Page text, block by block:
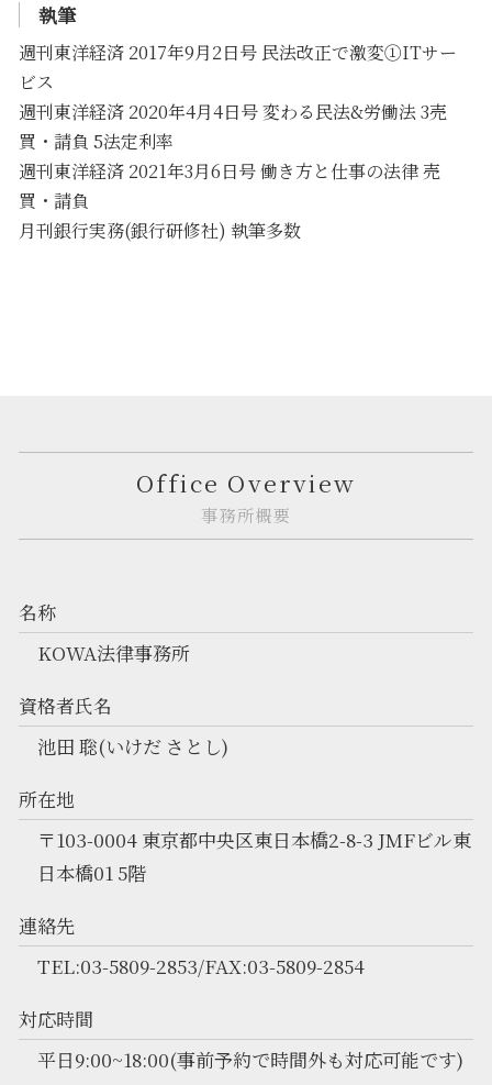
執筆
週刊東洋経済 2017年9月2日号 民法改正で激変①ITサー
ビス
週刊東洋経済 2020年4月4日号 変わる民法&労働法 3売
買・請負 5法定利率
週刊東洋経済 2021年3月6日号 働き方と仕事の法律 売
買・請負
月刊銀行実務(銀行研修社) 執筆多数
Office Overview
事務所概要
名称
KOWA法律事務所
資格者氏名
池田 聡(いけだ さとし)
所在地
〒103-0004 東京都中央区東日本橋2-8-3 JMFビル東
日本橋01 5階
連絡先
TEL:03-5809-2853/FAX:03-5809-2854
対応時間
平日9:00~18:00(事前予約で時間外も対応可能です)